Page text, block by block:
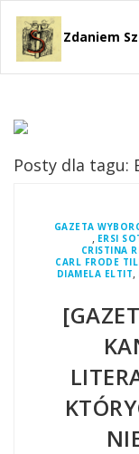
Zdaniem
Posty dla tagu:
GAZETA
, ERSI
CRISTINA
CARL FRODE
DIAMELA ELTIT,